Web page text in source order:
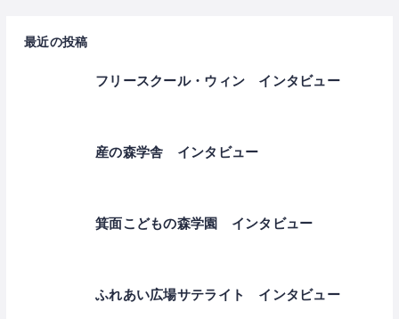
最近の投稿
フリースクール・ウィン インタビュー
産の森学舎 インタビュー
箕面こどもの森学園 インタビュー
ふれあい広場サテライト インタビュー